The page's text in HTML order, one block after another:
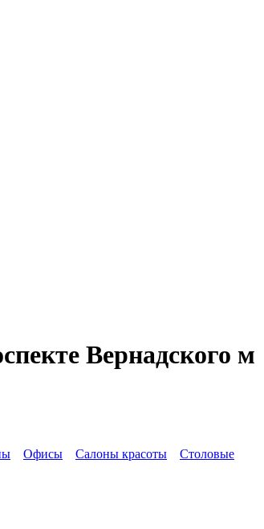
Вернадского м
Офисы Салоны красоты
Столовые